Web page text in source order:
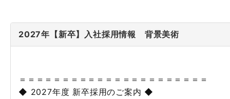
2027年【新卒】入社採用情報 背景美術
＝＝＝＝＝＝＝＝＝＝＝＝＝＝＝＝＝＝＝＝＝＝
◆ 2027年度 新卒採用のご案内 ◆